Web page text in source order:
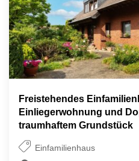
Freistehendes
Einliegerwohnung und
traumhaftem Grundstück
Einfamilienhaus